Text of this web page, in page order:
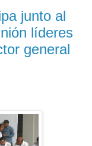
junto al
líderes
general